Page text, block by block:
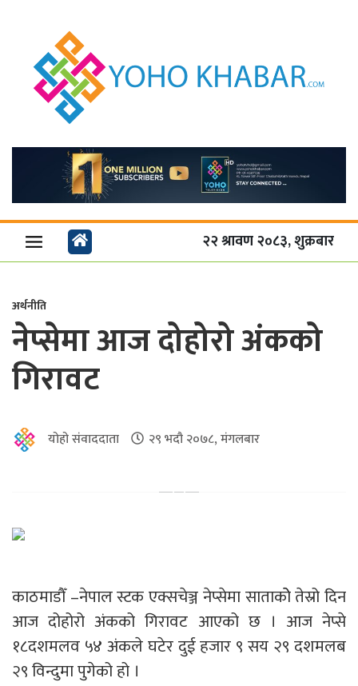
२२ श्रावण २०८३, शुक्रबार
अर्थनीति
नेप्सेमा आज दोहोरो अंकको
गिरावट
योहो संवाददाता २९ भदौ २०७८, मंगलबार
काठमाडौँ –नेपाल स्टक एक्सचेञ्ज नेप्सेमा साताकोे तेस्रो दिन
आज दोहोरो अंकको गिरावट आएको छ । आज नेप्से
१८दशमलव ५४ अंकले घटेर दुई हजार ९ सय २९ दशमलब
२९ विन्दुमा पुगेको हो ।